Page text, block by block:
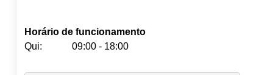
Horário de funcionamento
Qui:
09:00 - 18:00
Seg: 09:00-18:00